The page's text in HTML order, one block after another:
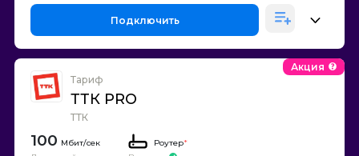
Подключить
Тариф
ТТК PRO
ТТК
Акция
100 Роутер*